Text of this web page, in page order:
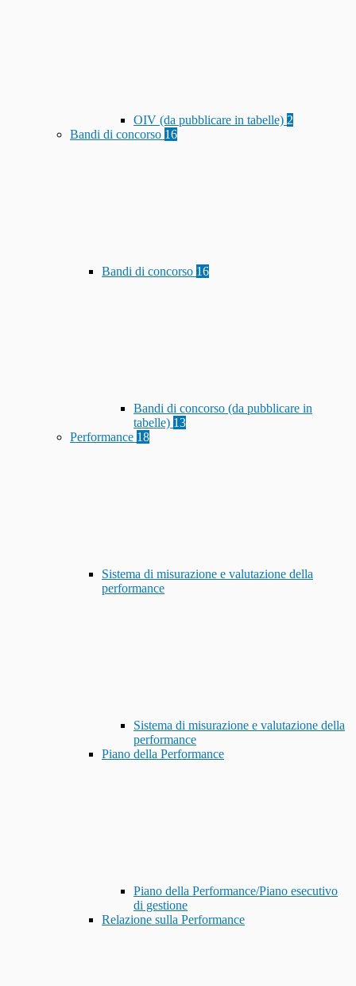
OIV (da pubblicare in tabelle) 2
Bandi di concorso 16
Bandi di concorso 16
Bandi di concorso (da pubblicare in
tabelle) 13
Performance 18
Sistema di misurazione e valutazione della
performance
Sistema di misurazione e valutazione della
performance
Piano della Performance
Piano della Performance/Piano esecutivo
di gestione
Relazione sulla Performance